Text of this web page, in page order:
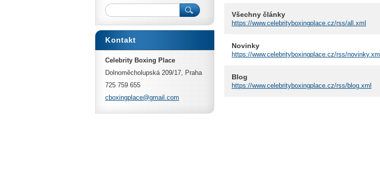
Všechny články
https://www.celebrityboxingplace.cz/rss/all.xml
Novinky
https://www.celebrityboxingplace.cz/rss/novinky.xml
Blog
https://www.celebrityboxingplace.cz/rss/blog.xml
Kontakt
Celebrity Boxing Place
Dolnoměcholupská 209/17, Praha
725 759 655
cboxingp lace@gmail.com